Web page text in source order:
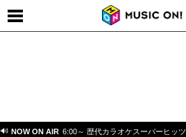
NOW ON AIR 6:00～ 歴代カラオケスーパーヒッツ